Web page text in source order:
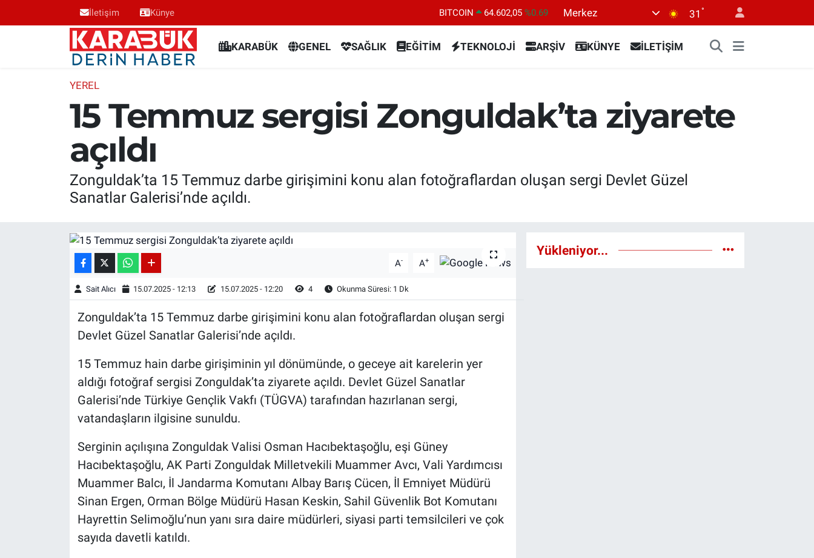
İletişim Künye BITCOIN 64.602,05 %0.69
6518.23
%0.39
BİST100
13.768 %48
Merkez 31 °
KARABÜK GENEL SAĞLIK EĞİTİM TEKNOLOJİ ARŞİV KÜNYE İLETİŞİM
YEREL
15 Temmuz sergisi Zonguldak’ta ziyarete
açıldı
Zonguldak’ta 15 Temmuz darbe girişimini konu alan fotoğraflardan oluşan sergi Devlet Güzel
Sanatlar Galerisi’nde açıldı.
A- A+
Sait Alıcı 15.07.2025 - 12:13 15.07.2025 - 12:20 4 Okunma Süresi: 1 Dk
Zonguldak’ta 15 Temmuz darbe girişimini konu alan fotoğraflardan oluşan sergi
Devlet Güzel Sanatlar Galerisi’nde açıldı.
15 Temmuz hain darbe girişiminin yıl dönümünde, o geceye ait karelerin yer
aldığı fotoğraf sergisi Zonguldak’ta ziyarete açıldı. Devlet Güzel Sanatlar
Galerisi’nde Türkiye Gençlik Vakfı (TÜGVA) tarafından hazırlanan sergi,
vatandaşların ilgisine sunuldu.
Serginin açılışına Zonguldak Valisi Osman Hacıbektaşoğlu, eşi Güney
Hacıbektaşoğlu, AK Parti Zonguldak Milletvekili Muammer Avcı, Vali Yardımcısı
Muammer Balcı, İl Jandarma Komutanı Albay Barış Cücen, İl Emniyet Müdürü
Sinan Ergen, Orman Bölge Müdürü Hasan Keskin, Sahil Güvenlik Bot Komutanı
Hayrettin Selimoğlu’nun yanı sıra daire müdürleri, siyasi parti temsilcileri ve çok
sayıda davetli katıldı.
Yükleniyor...
Karabük Nöbetçi Eczaneler
Karabük Trafik Yoğunluk Haritası
Süper Lig Puan Durumu ve Fikstür
Tüm Manşetler
Son Dakika Haberleri
Haber Arşivi